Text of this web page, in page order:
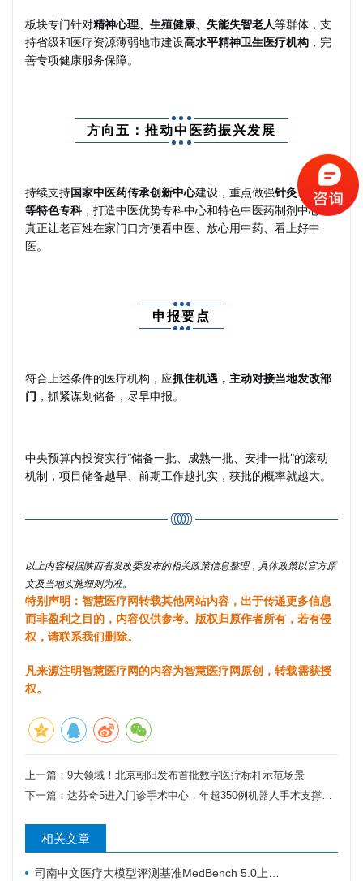
板块专门针对精神心理、生殖健康、失能失智老人等群体，支
持省级和医疗资源薄弱地市建设高水平精神卫生医疗机构 ，完
善专项健康服务保障。
方向五：推动中医药振兴发展
持续支持国家中医药传承创新中心建设，重点做强针灸、骨伤
等特色专科 ，打造中医优势专科中心和特色中医药制剂中心，
真正让老百姓在家门口方便看中医、放心用中药、看上好中
医。
申报要点
符合上述条件的医疗机构，应抓住机遇，主动对接当地发改部
门 ，抓紧谋划储备，尽早申报。
中央预算内投资实行“储备一批、成熟一批、安排一批”的滚动
机制，项目储备越早、前期工作越扎实，获批的概率就越大。
以上内容根据陕西省发改委发布的相关政策信息整理，具体政策以官方原
文及当地实施细则为准。
特别声明：智慧医疗网转载其他网站内容，出于传递更多信息
而非盈利之目的，内容仅供参考。版权归原作者所有，若有侵
权，请联系我们删除。
凡来源注明智慧医疗网的内容为智慧医疗网原创，转载需获授
权。
上一篇： 9大领域！北京朝阳发布首批数字医疗标杆示范场景
下一篇： 达芬奇5进入门诊手术中心，年超350例机器人手术支撑落地
相关文章
司南中文医疗大模型评测基准MedBench 5.0上新，超31万次评测持续筑牢安全防线